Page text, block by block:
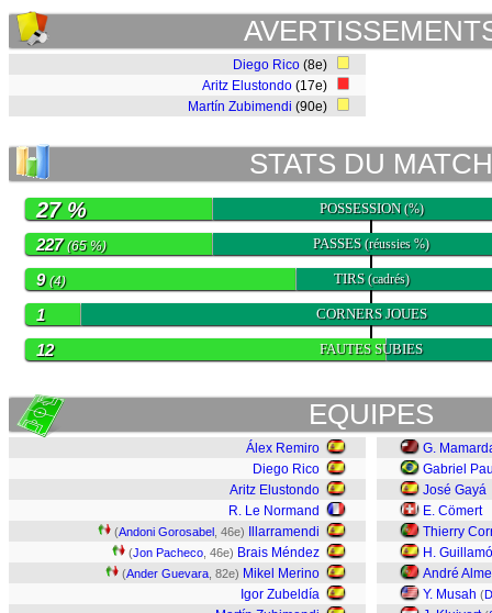
Diego Rico (8e)
Aritz Elustondo (17e)
Martín Zubimendi (90e)
STATS DU MATCH
POSSESSION(%)
27 %
PASSES(réussies %)
227(65 %)
TIRS(cadrés)
9(4)
CORNERS JOUES
1
FAUTES SUBIES
12
EQUIPES
Álex Remiro
Diego Rico
Aritz Elustondo
R. Le Normand
(Andoni Gorosabel , 46e) Illarramendi
(Jon Pacheco , 46e) Brais Méndez
(Ander Guevara , 82e) Mikel Merino
Igor Zubeldía
G.
Gabriel
José Gayá
E. Cömert
Thierry
H.
André
Y. Musah (